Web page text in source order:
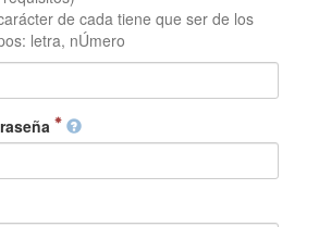
de cada tiene que ser de los
letra, nÚmero